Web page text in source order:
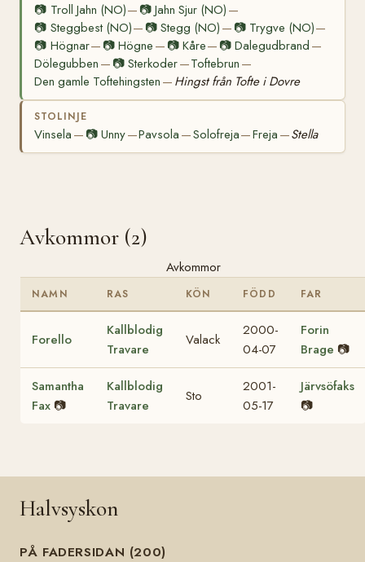
📷 Troll Jahn (NO)— 📷Jahn Sjur (NO) —
📷 Steggbest (NO)— 📷Stegg (NO) — 📷 Trygve (NO)—
📷 Högnar— 📷Högne — 📷 Kåre— 📷 Dalegudbrand —
Dölegubben — 📷Sterkoder—Toftebrun —
Den gamle Toftehingsten — Hingst från Tofte i Dovre
STOLINJE
Vinsela — 📷Unny—Pavsola —Solofreja—Freja —Stella
Avkommor (2)
Avkommor
NAMN RAS KÖN FÖDD FAR
Forello
Kallblodig
Travare
Valack
2000-
04-07
Forin
Brage 📷
Samantha
Fax 📷
Kallblodig
Travare
Sto
2001-
05-17
Järvsöfaks
📷
Halvsyskon
PÅ FADERSIDAN (200)